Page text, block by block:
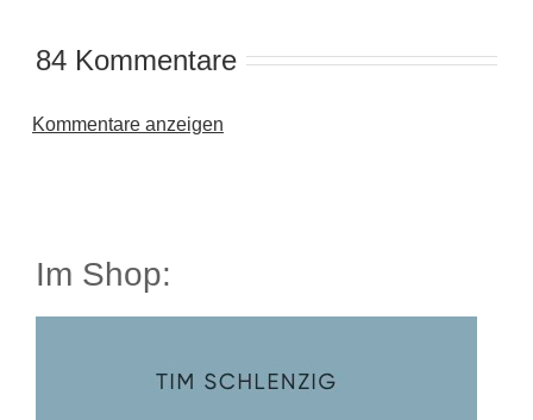
84 Kommentare
Kommentare anzeigen
Im Shop: